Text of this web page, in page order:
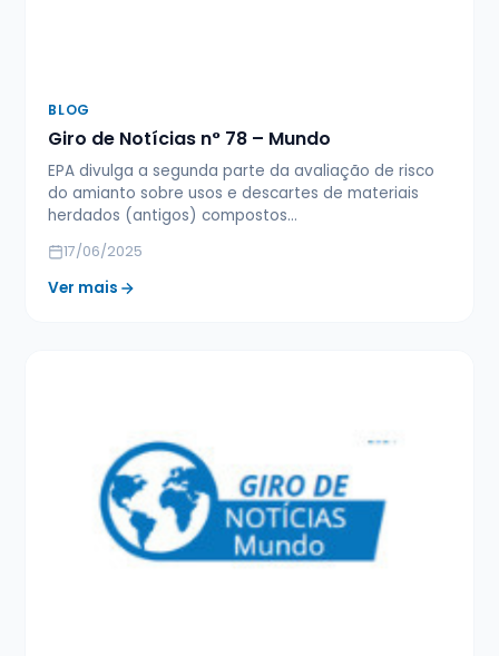
BLOG
Giro de Notícias n° 78 – Mundo
EPA divulga a segunda parte da avaliação de risco
do amianto sobre usos e descartes de materiais
herdados (antigos) compostos…
17/06/2025
Ver mais